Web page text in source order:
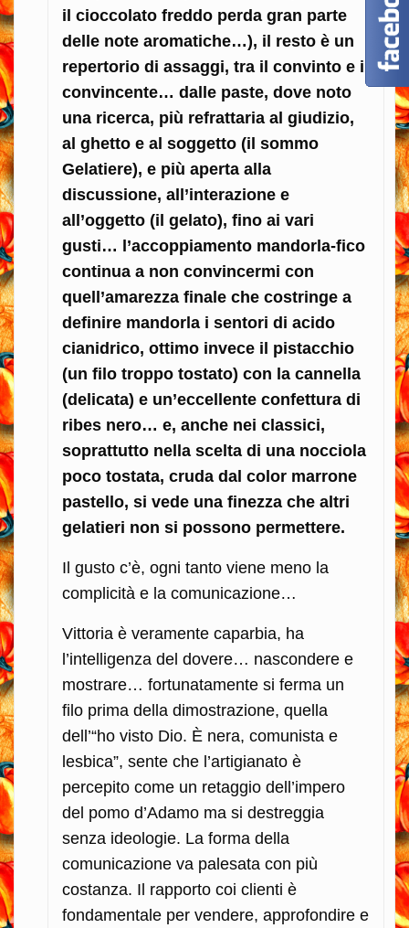
il cioccolato freddo perda gran parte
delle note aromatiche…), il resto è un
repertorio di assaggi, tra il convinto e il
convincente… dalle paste, dove noto
una ricerca, più refrattaria al giudizio,
al ghetto e al soggetto (il sommo
Gelatiere), e più aperta alla
discussione, all’interazione e
all’oggetto (il gelato), fino ai vari
gusti… l’accoppiamento mandorla-fico
continua a non convincermi con
quell’amarezza finale che costringe a
definire mandorla i sentori di acido
cianidrico, ottimo invece il pistacchio
(un filo troppo tostato) con la cannella
(delicata) e un’eccellente confettura di
ribes nero… e, anche nei classici,
soprattutto nella scelta di una nocciola
poco tostata, cruda dal color marrone
pastello, si vede una finezza che altri
gelatieri non si possono permettere.
Il gusto c’è, ogni tanto viene meno la
complicità e la comunicazione…
Vittoria è veramente caparbia, ha
l’intelligenza del dovere… nascondere e
mostrare… fortunatamente si ferma un
filo prima della dimostrazione, quella
dell’“ho visto Dio. È nera, comunista e
lesbica”, sente che l’artigianato è
percepito come un retaggio dell’impero
del pomo d’Adamo ma si destreggia
senza ideologie. La forma della
comunicazione va palesata con più
costanza. Il rapporto coi clienti è
fondamentale per vendere, approfondire e